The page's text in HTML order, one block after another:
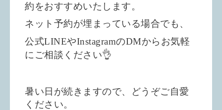
約をおすすめいたします。
ネット予約が埋まっている場合でも、
公式LINEやInstagramのDMからお気軽
にご相談ください👌
暑い日が続きますので、どうぞご自愛
ください。